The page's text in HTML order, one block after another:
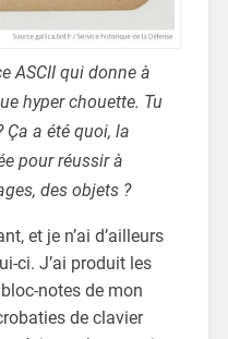
ASCII qui donne à
hyper chouette. Tu
a été quoi, la
pour réussir à
des objets ?
et je n’ai d’ailleurs
ci. J’ai produit les
notes de mon
de clavier